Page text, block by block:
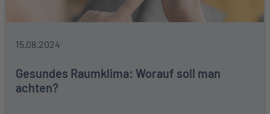
15.08.2024
Gesundes Raumklima: Worauf soll man
achten?